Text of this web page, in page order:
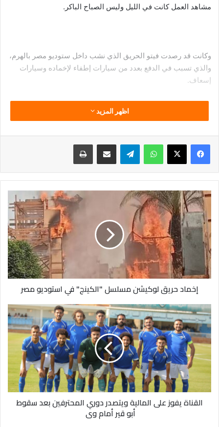
مشاهد العمل كانت في الليل وليس الصباح الباكر.
وكانت قد رصدت فيتو الحريق الذي نشب داخل ستوديو مصر بالهرم،
والذي تسبب في الدفع بعدد من سيارات إطفاء لإخماده وسيارات
إسعاف.
اظهر المزيد
فيسبوك ‫X واتساب تيلقرام مشاركة عبر البريد طباعة
إخماد
حريق
لوكيشن
مسلسل
"الكينج"
في
استوديو
مصر
إخماد حريق لوكيشن مسلسل "الكينج" في استوديو مصر
القناة
يفوز
على
المالية
ويتصدر
دوري
المحترفين
سقوط
القناة يفوز على المالية ويتصدر دوري المحترفين بعد سقوط
أبو قير أمام وى